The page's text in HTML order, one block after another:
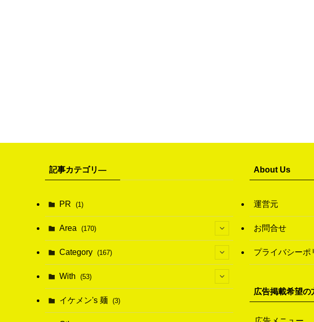
記事カテゴリ―
PR (1)
Area (170)
(1)
(6)
Category (167)
(114)
With (53)
(15)
イケメン's 麺 (3)
About Us
運営元
お問合せ
プライバシーポ
広告掲載希望の